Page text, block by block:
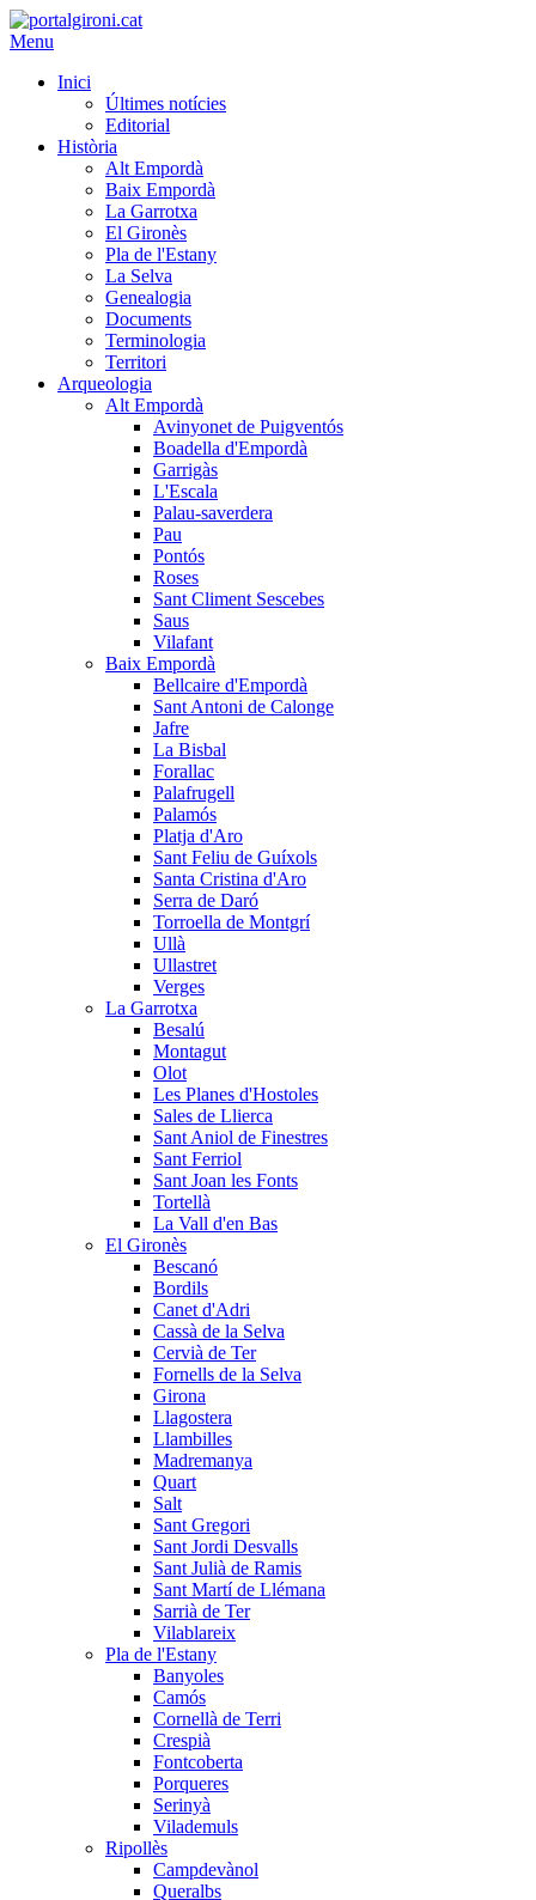
Menu
Inici
Últimes notícies
Editorial
Història
Alt Empordà
Baix Empordà
La Garrotxa
El Gironès
Pla de l'Estany
La Selva
Genealogia
Documents
Terminologia
Territori
Arqueologia
Alt Empordà
Avinyonet de Puigventós
Boadella d'Empordà
Garrigàs
L'Escala
Palau-saverdera
Pau
Pontós
Roses
Sant Climent Sescebes
Saus
Vilafant
Baix Empordà
Bellcaire d'Empordà
Sant Antoni de Calonge
Jafre
La Bisbal
Forallac
Palafrugell
Palamós
Platja d'Aro
Sant Feliu de Guíxols
Santa Cristina d'Aro
Serra de Daró
Torroella de Montgrí
Ullà
Ullastret
Verges
La Garrotxa
Besalú
Montagut
Olot
Les Planes d'Hostoles
Sales de Llierca
Sant Aniol de Finestres
Sant Ferriol
Sant Joan les Fonts
Tortellà
La Vall d'en Bas
El Gironès
Bescanó
Bordils
Canet d'Adri
Cassà de la Selva
Cervià de Ter
Fornells de la Selva
Girona
Llagostera
Llambilles
Madremanya
Quart
Salt
Sant Gregori
Sant Jordi Desvalls
Sant Julià de Ramis
Sant Martí de Llémana
Sarrià de Ter
Vilablareix
Pla de l'Estany
Banyoles
Camós
Cornellà de Terri
Crespià
Fontcoberta
Porqueres
Serinyà
Vilademuls
Ripollès
Campdevànol
Queralbs